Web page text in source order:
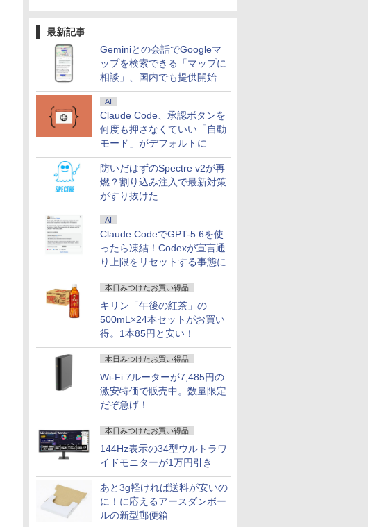
最新記事
Geminiとの会話でGoogleマ
ップを検索できる「マップに
相談」、国内でも提供開始
AI
Claude Code、承認ボタンを
何度も押さなくていい「自動
モード」がデフォルトに
防いだはずのSpectre v2が再
燃？割り込み注入で最新対策
がすり抜けた
AI
Claude CodeでGPT-5.6を使
ったら凍結！Codexが宣言通
り上限をリセットする事態に
本日みつけたお買い得品
キリン「午後の紅茶」の
500mL×24本セットがお買い
得。1本85円と安い！
本日みつけたお買い得品
Wi-Fi 7ルーターが7,485円の
激安特価で販売中。数量限定
だぞ急げ！
本日みつけたお買い得品
144Hz表示の34型ウルトラワ
イドモニターが1万円引き
あと3g軽ければ送料が安いの
に！に応えるアースダンボー
ルの新型郵便箱